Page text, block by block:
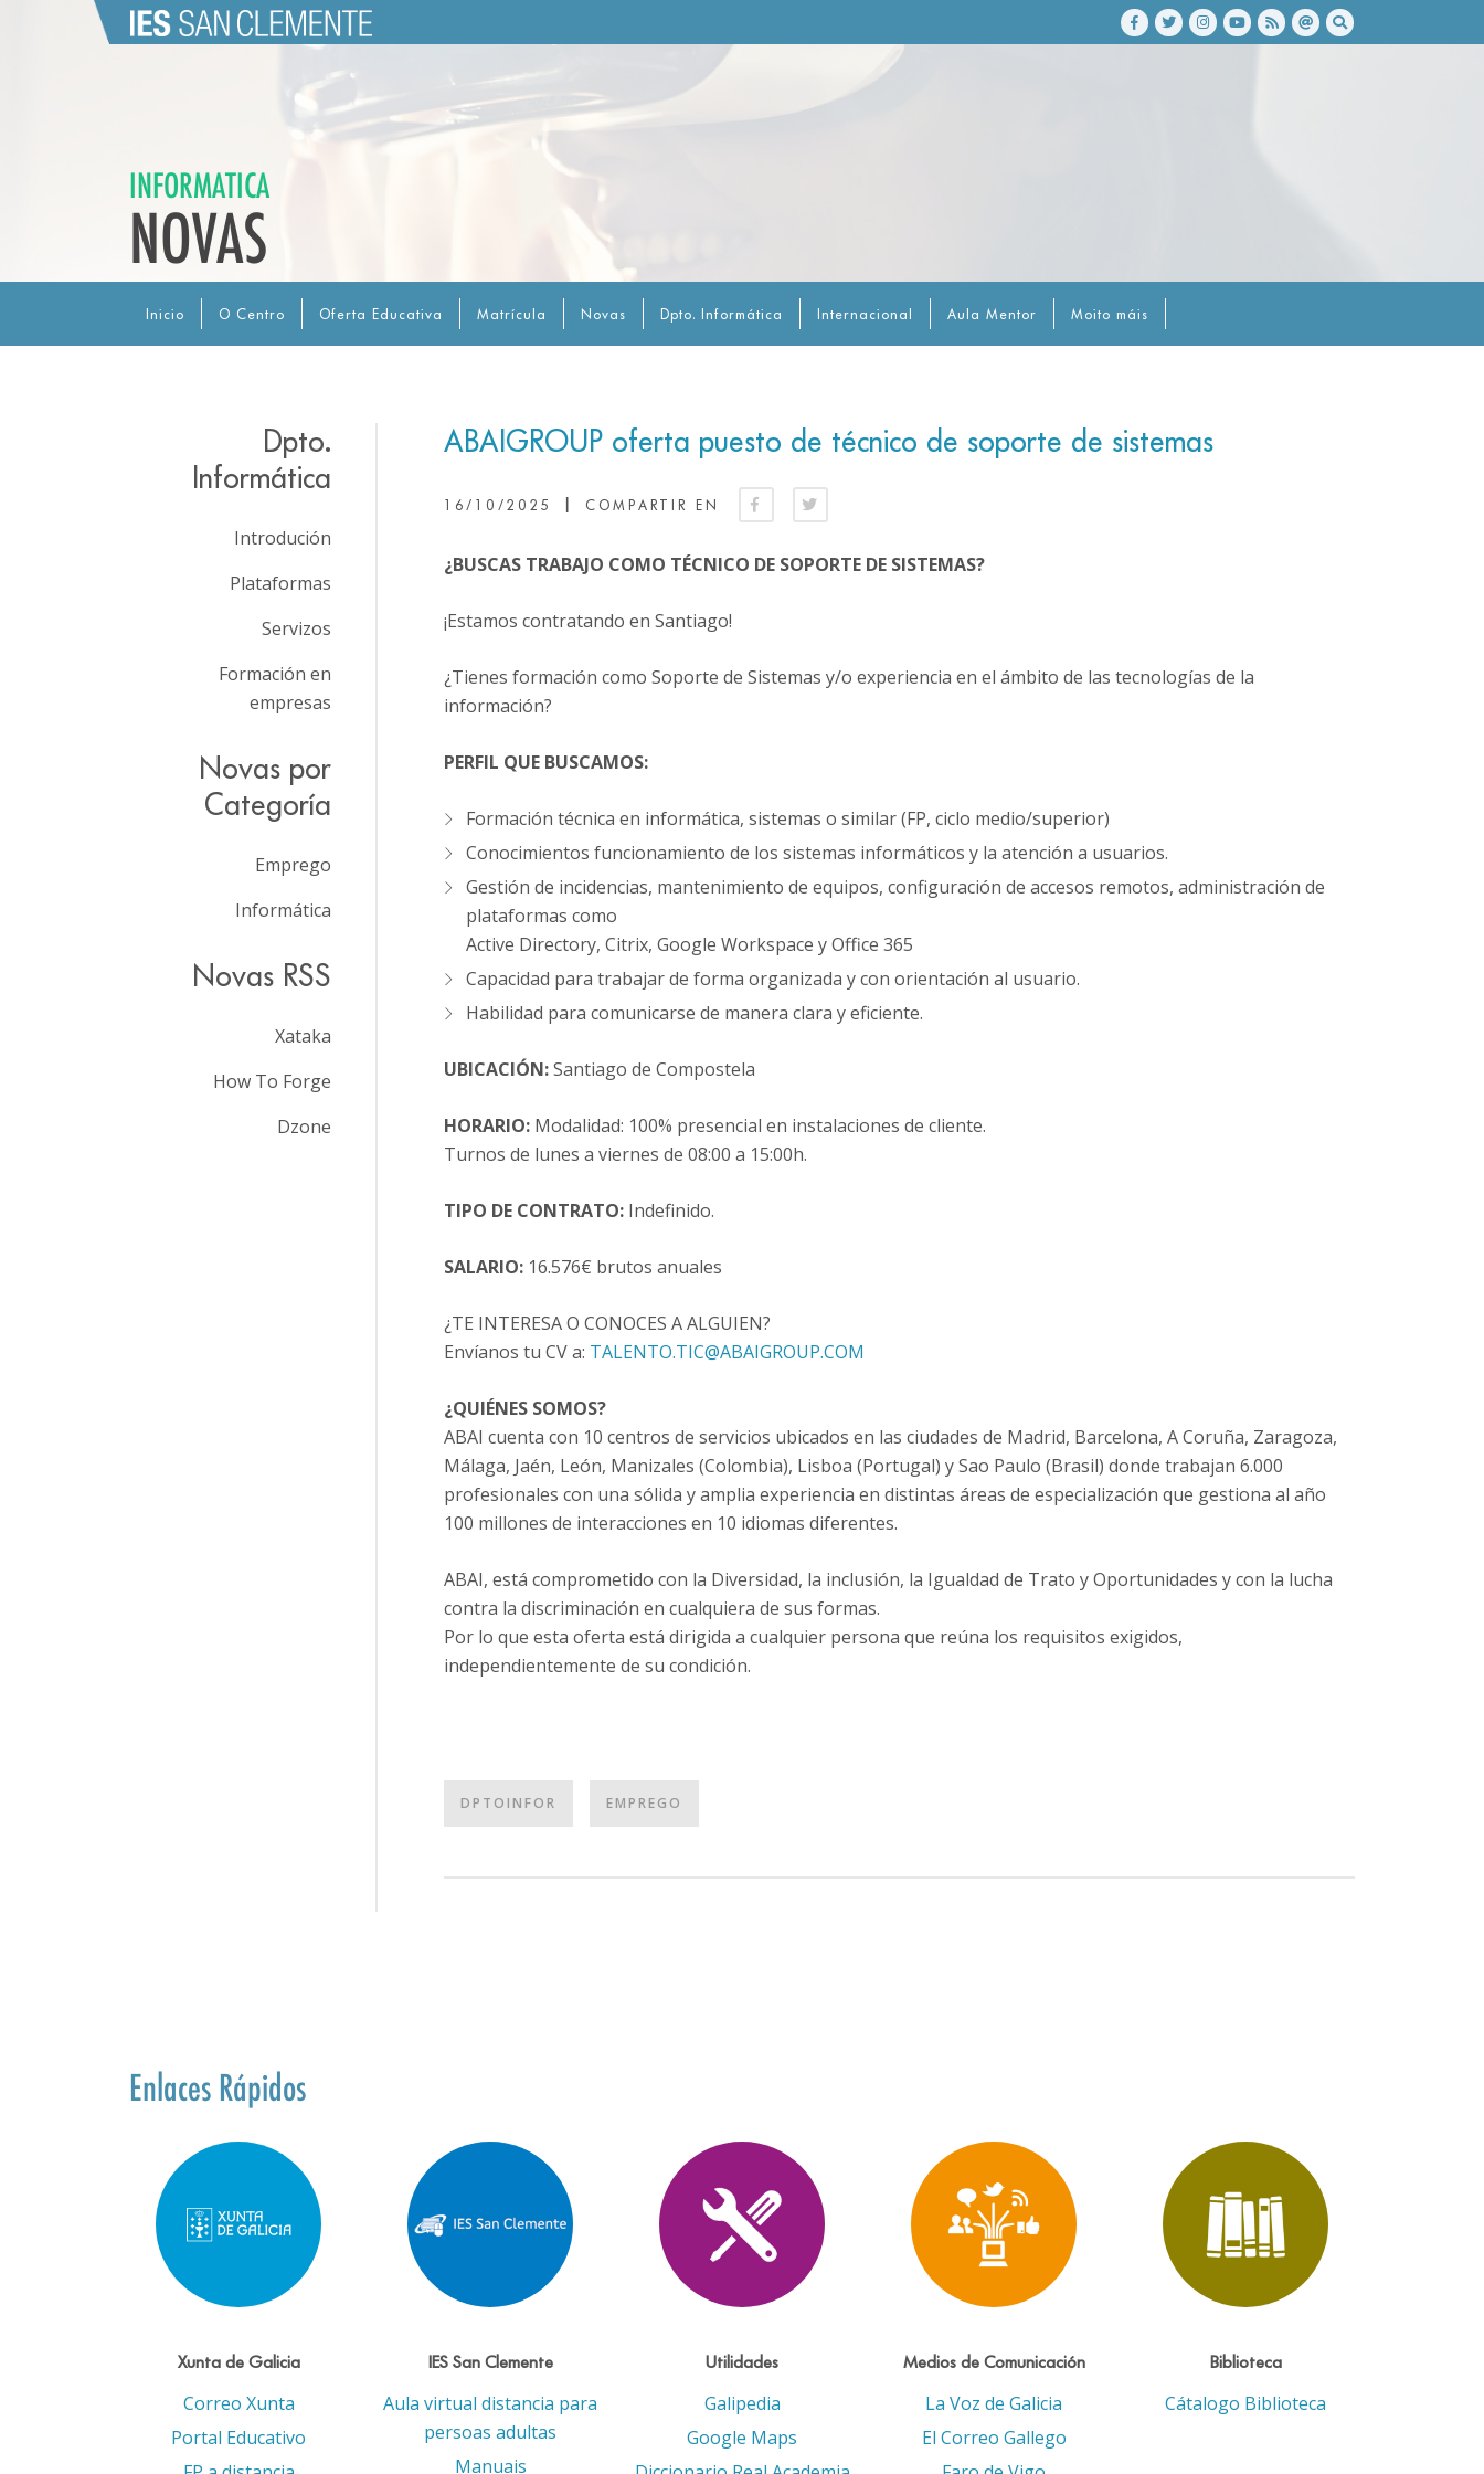
INFORMATICA
NOVAS
Inicio O Centro Oferta Educativa Matrícula Novas Dpto. Informática Internacional Aula Mentor Moito máis
ABAIGROUP oferta puesto de técnico de soporte de sistemas
16/10/2025 COMPARTIR EN
¿BUSCAS TRABAJO COMO TÉCNICO DE SOPORTE DE SISTEMAS?
¡Estamos contratando en Santiago!
¿Tienes formación como Soporte de Sistemas y/o experiencia en el ámbito de las tecnologías de la
información?
PERFIL QUE BUSCAMOS:
Formación técnica en informática, sistemas o similar (FP, ciclo medio/superior)
Conocimientos funcionamiento de los sistemas informáticos y la atención a usuarios.
Gestión de incidencias, mantenimiento de equipos, configuración de accesos remotos, administración de
plataformas como
Active Directory, Citrix, Google Workspace y Office 365
Capacidad para trabajar de forma organizada y con orientación al usuario.
Habilidad para comunicarse de manera clara y eficiente.
UBICACIÓN:Santiago de Compostela
HORARIO: Modalidad: 100% presencial en instalaciones de cliente.
Turnos de lunes a viernes de 08:00 a 15:00h.
TIPO DE CONTRATO: Indefinido.
SALARIO: 16.576€ brutos anuales
¿TE INTERESA O CONOCES A ALGUIEN?
Envíanos tu CV a: TALENTO.TIC@ABAIGROUP.COM
¿QUIÉNES SOMOS?
ABAI cuenta con 10 centros de servicios ubicados en las ciudades de Madrid, Barcelona, A Coruña, Zaragoza,
Málaga, Jaén, León, Manizales (Colombia), Lisboa (Portugal) y Sao Paulo (Brasil) donde trabajan 6.000
profesionales con una sólida y amplia experiencia en distintas áreas de especialización que gestiona al año
100 millones de interacciones en 10 idiomas diferentes.
ABAI, está comprometido con la Diversidad, la inclusión, la Igualdad de Trato y Oportunidades y con la lucha
contra la discriminación en cualquiera de sus formas.
Por lo que esta oferta está dirigida a cualquier persona que reúna los requisitos exigidos,
independientemente de su condición.
DPTOINFOR EMPREGO
Dpto.
Informática
Introdución
Plataformas
Servizos
Formación en
empresas
Novas por
Categoría
Emprego
Informática
Novas RSS
Xataka
How To Forge
Dzone
Enlaces Rápidos
Xunta de Galicia
Correo Xunta
Portal Educativo
IES San Clemente
Aula virtual distancia para
persoas adultas
Manuais
Utilidades
Galipedia
Google Maps
Medios de Comunicación
La Voz de Galicia
El Correo Gallego
Biblioteca
Cátalogo Biblioteca